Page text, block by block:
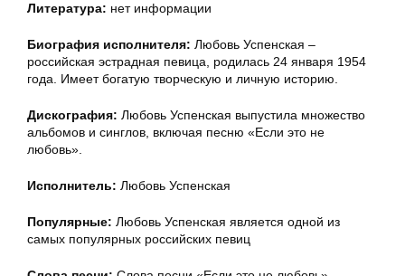
Литература: нет информации
Биография исполнителя: Любовь Успенская –
российская эстрадная певица, родилась 24 января 1954
года. Имеет богатую творческую и личную историю.
Дискография: Любовь Успенская выпустила множество
альбомов и синглов, включая песню «Если это не
любовь».
Исполнитель: Любовь Успенская
Популярные: Любовь Успенская является одной из
самых популярных российских певиц